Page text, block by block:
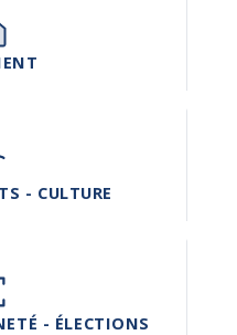
- CULTURE
- ÉLECTIONS